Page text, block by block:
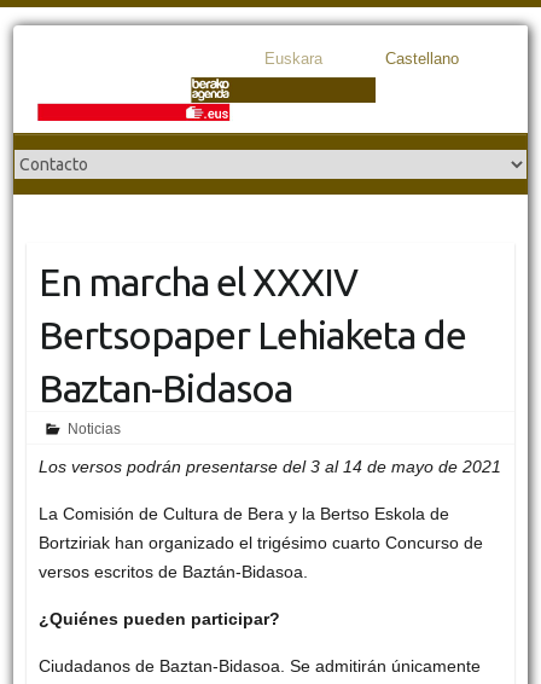
Euskara Castellano
En marcha el XXXIV
Bertsopaper Lehiaketa de
Baztan-Bidasoa
Noticias
Los versos podrán presentarse del 3 al 14 de mayo de 2021
La Comisión de Cultura de Bera y la Bertso Eskola de
Bortziriak han organizado el trigésimo cuarto Concurso de
versos escritos de Baztán-Bidasoa.
¿Quiénes pueden participar?
Ciudadanos de Baztan-Bidasoa. Se admitirán únicamente